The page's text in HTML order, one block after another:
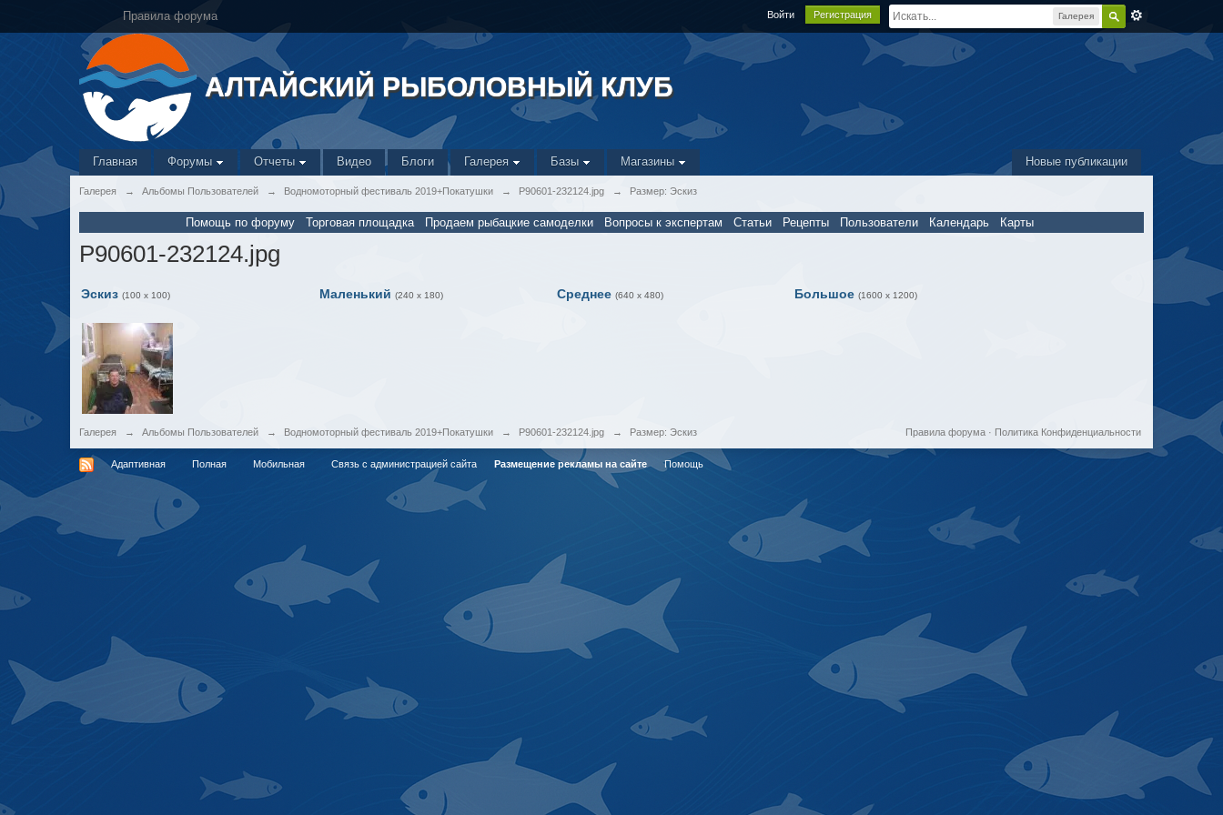
Галерея
Правила форума Войти Регистрация
АЛТАЙСКИЙ РЫБОЛОВНЫЙ КЛУБ
Новые публикации
Главная Форумы Отчеты Видео Блоги Галерея Базы Магазины
Галерея → Альбомы Пользователей → Водномоторный фестиваль 2019+Покатушки → P90601-232124.jpg → Размер: Эскиз
Помощь по форуму Торговая площадка Продаем рыбацкие самоделки Вопросы к экспертам Статьи Рецепты Пользователи Календарь Карты
P90601-232124.jpg
Эскиз (100 x 100) Маленький (240 x 180) Среднее (640 x 480) Большое (1600 x 1200)
Галерея → Альбомы Пользователей → Водномоторный фестиваль 2019+Покатушки → P90601-232124.jpg → Размер: Эскиз Политика Конфиденциальности
Правила форума·
Адаптивная Полная Мобильная Связь с администрацией сайта Размещение рекламы на сайте Помощь